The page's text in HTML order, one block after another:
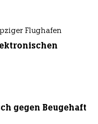
Flughafen
gegen Beugehaft